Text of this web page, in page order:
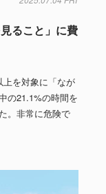
ること」に費
上を対象に「なが
の21.1%の時間を
。非常に危険で